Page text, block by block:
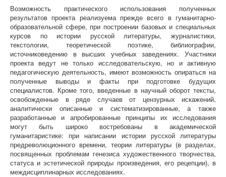
Возможность практического использования полученных
результатов проекта реализуема прежде всего в гуманитарно-
образовательной сфере, при построении базовых и специальных
курсов по истории русской литературы, журналистики,
текстологии, теоретической поэтике, библиографии,
источниковедению в высших учебных заведениях. Участники
проекта ведут не только исследовательскую, но и активную
педагогическую деятельность, имеют возможность опираться на
полученные выводы и факты при подготовке будущих
специалистов. Кроме того, введенные в научный оборот тексты,
освобожденные в ряде случаев от цензурных искажений,
аналитически описанные и систематизированные, а также
разработанные и апробированные принципы их исследования
могут быть широко востребованы в академической
гуманитаристике: при написании истории русской литературы
предреволюционного времени, теории литературы (в разделах,
посвященных проблемам генезиса художественного творчества,
статуса и эстетической природы произведения, его рецепции), в
междисциплинарных исследованиях.